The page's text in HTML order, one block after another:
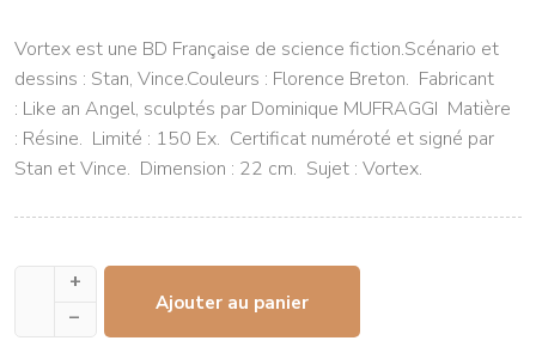
Vortex est une BD Française de science fiction.Scénario et
dessins : Stan, Vince.Couleurs : Florence Breton. Fabricant
: Like an Angel, sculptés par Dominique MUFRAGGI Matière
: Résine. Limité : 150 Ex. Certificat numéroté et signé par
Stan et Vince. Dimension : 22 cm. Sujet : Vortex.
+
–
Ajouter au panier